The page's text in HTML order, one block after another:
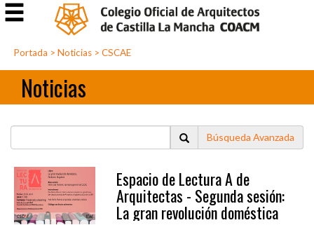
Portada > Noticias > CSCAE
Noticias
Búsqueda Avanzada
Espacio de Lectura A de
Arquitectas - Segunda sesión:
La gran revolución doméstica